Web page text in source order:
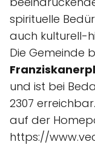
spirituelle
auch kulturell-
Die Gemeinde
und ist bei
2307
auf der
https://